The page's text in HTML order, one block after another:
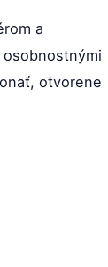
a
otvorene